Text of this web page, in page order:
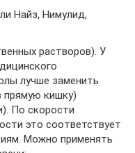
Найз, Нимулид,
растворов). У
лучше заменить
прямую кишку)
По скорости
это соответствует
Можно применять